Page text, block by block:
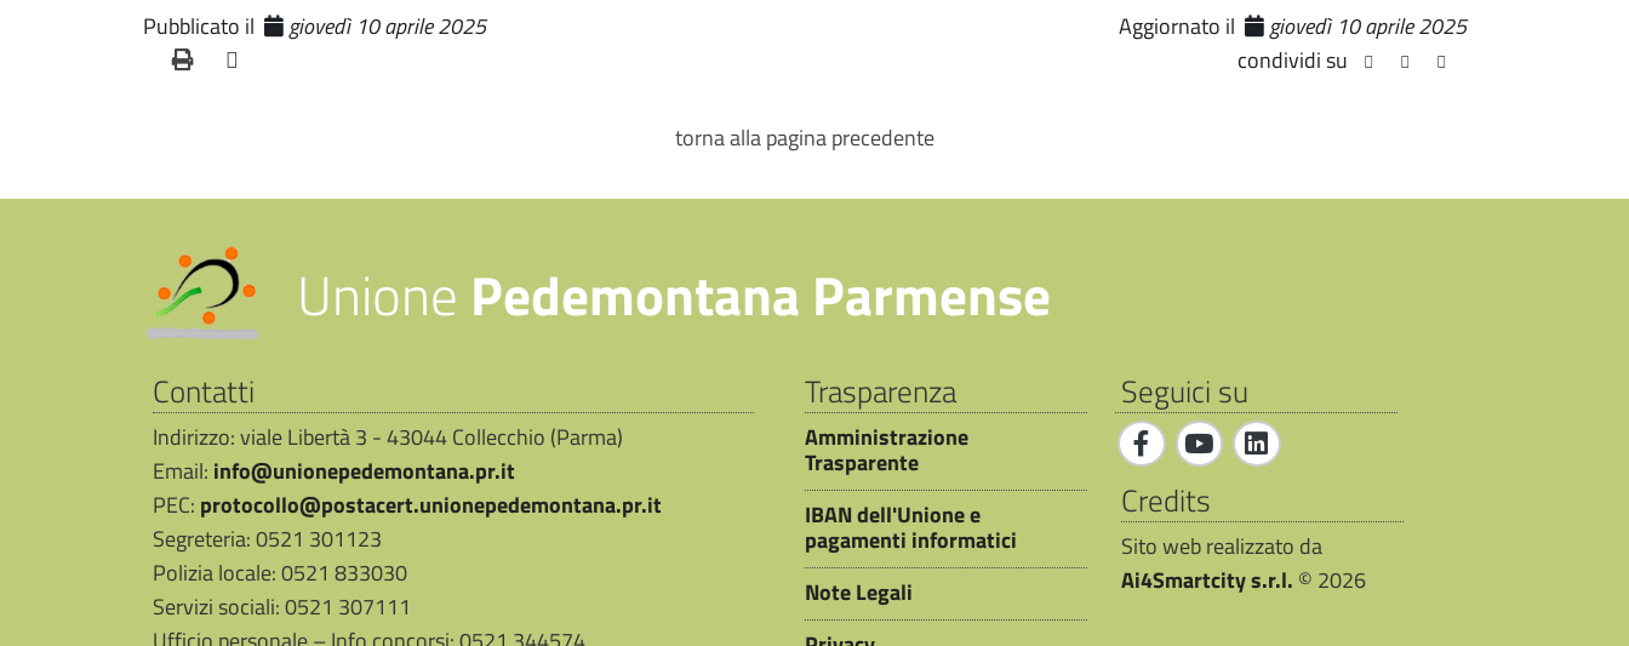
Pubblicato il giovedì 10 aprile 2025 Aggiornato il
giovedì 10 aprile 2025
condividi su
torna alla pagina precedente
Unione Pedemontana Parmense
Contatti
Indirizzo: viale Libertà 3 - 43044 Collecchio (Parma)
Email: info@unionepedemontana.pr.it
PEC: protocollo@postacert.unionepedemontana.pr.it
Segreteria: 0521 301123
Polizia locale: 0521 833030
Servizi sociali: 0521 307111
Trasparenza
Amministrazione
Trasparente
IBAN dell'Unione e
pagamenti informatici
Note Legali
Seguici su
Credits
Sito web realizzato da
Ai4Smartcity s.r.l. © 2026